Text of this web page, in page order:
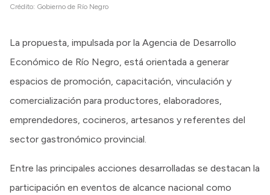
Crédito: Gobierno de Río Negro
La propuesta, impulsada por la Agencia de Desarrollo
Económico de Río Negro, está orientada a generar
espacios de promoción, capacitación, vinculación y
comercialización para productores, elaboradores,
emprendedores, cocineros, artesanos y referentes del
sector gastronómico provincial.
Entre las principales acciones desarrolladas se destacan la
participación en eventos de alcance nacional como